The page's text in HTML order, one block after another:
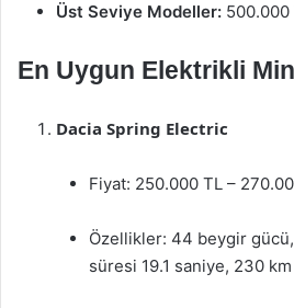
Üst Seviye Modeller:
En Uygun Elektrikli
Dacia Spring Electric
Fiyat: 250.000 TL –
Özellikler: 44 beygir
süresi 19.1 saniye, 230